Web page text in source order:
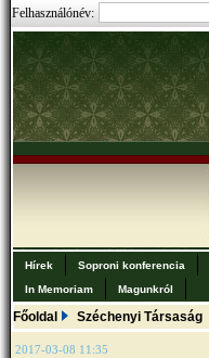
Felhasználónév:
Hírek Soproni konferencia
In Memoriam
Magunkról
Főoldal Széchenyi Társaság
2017-03-08 11:35